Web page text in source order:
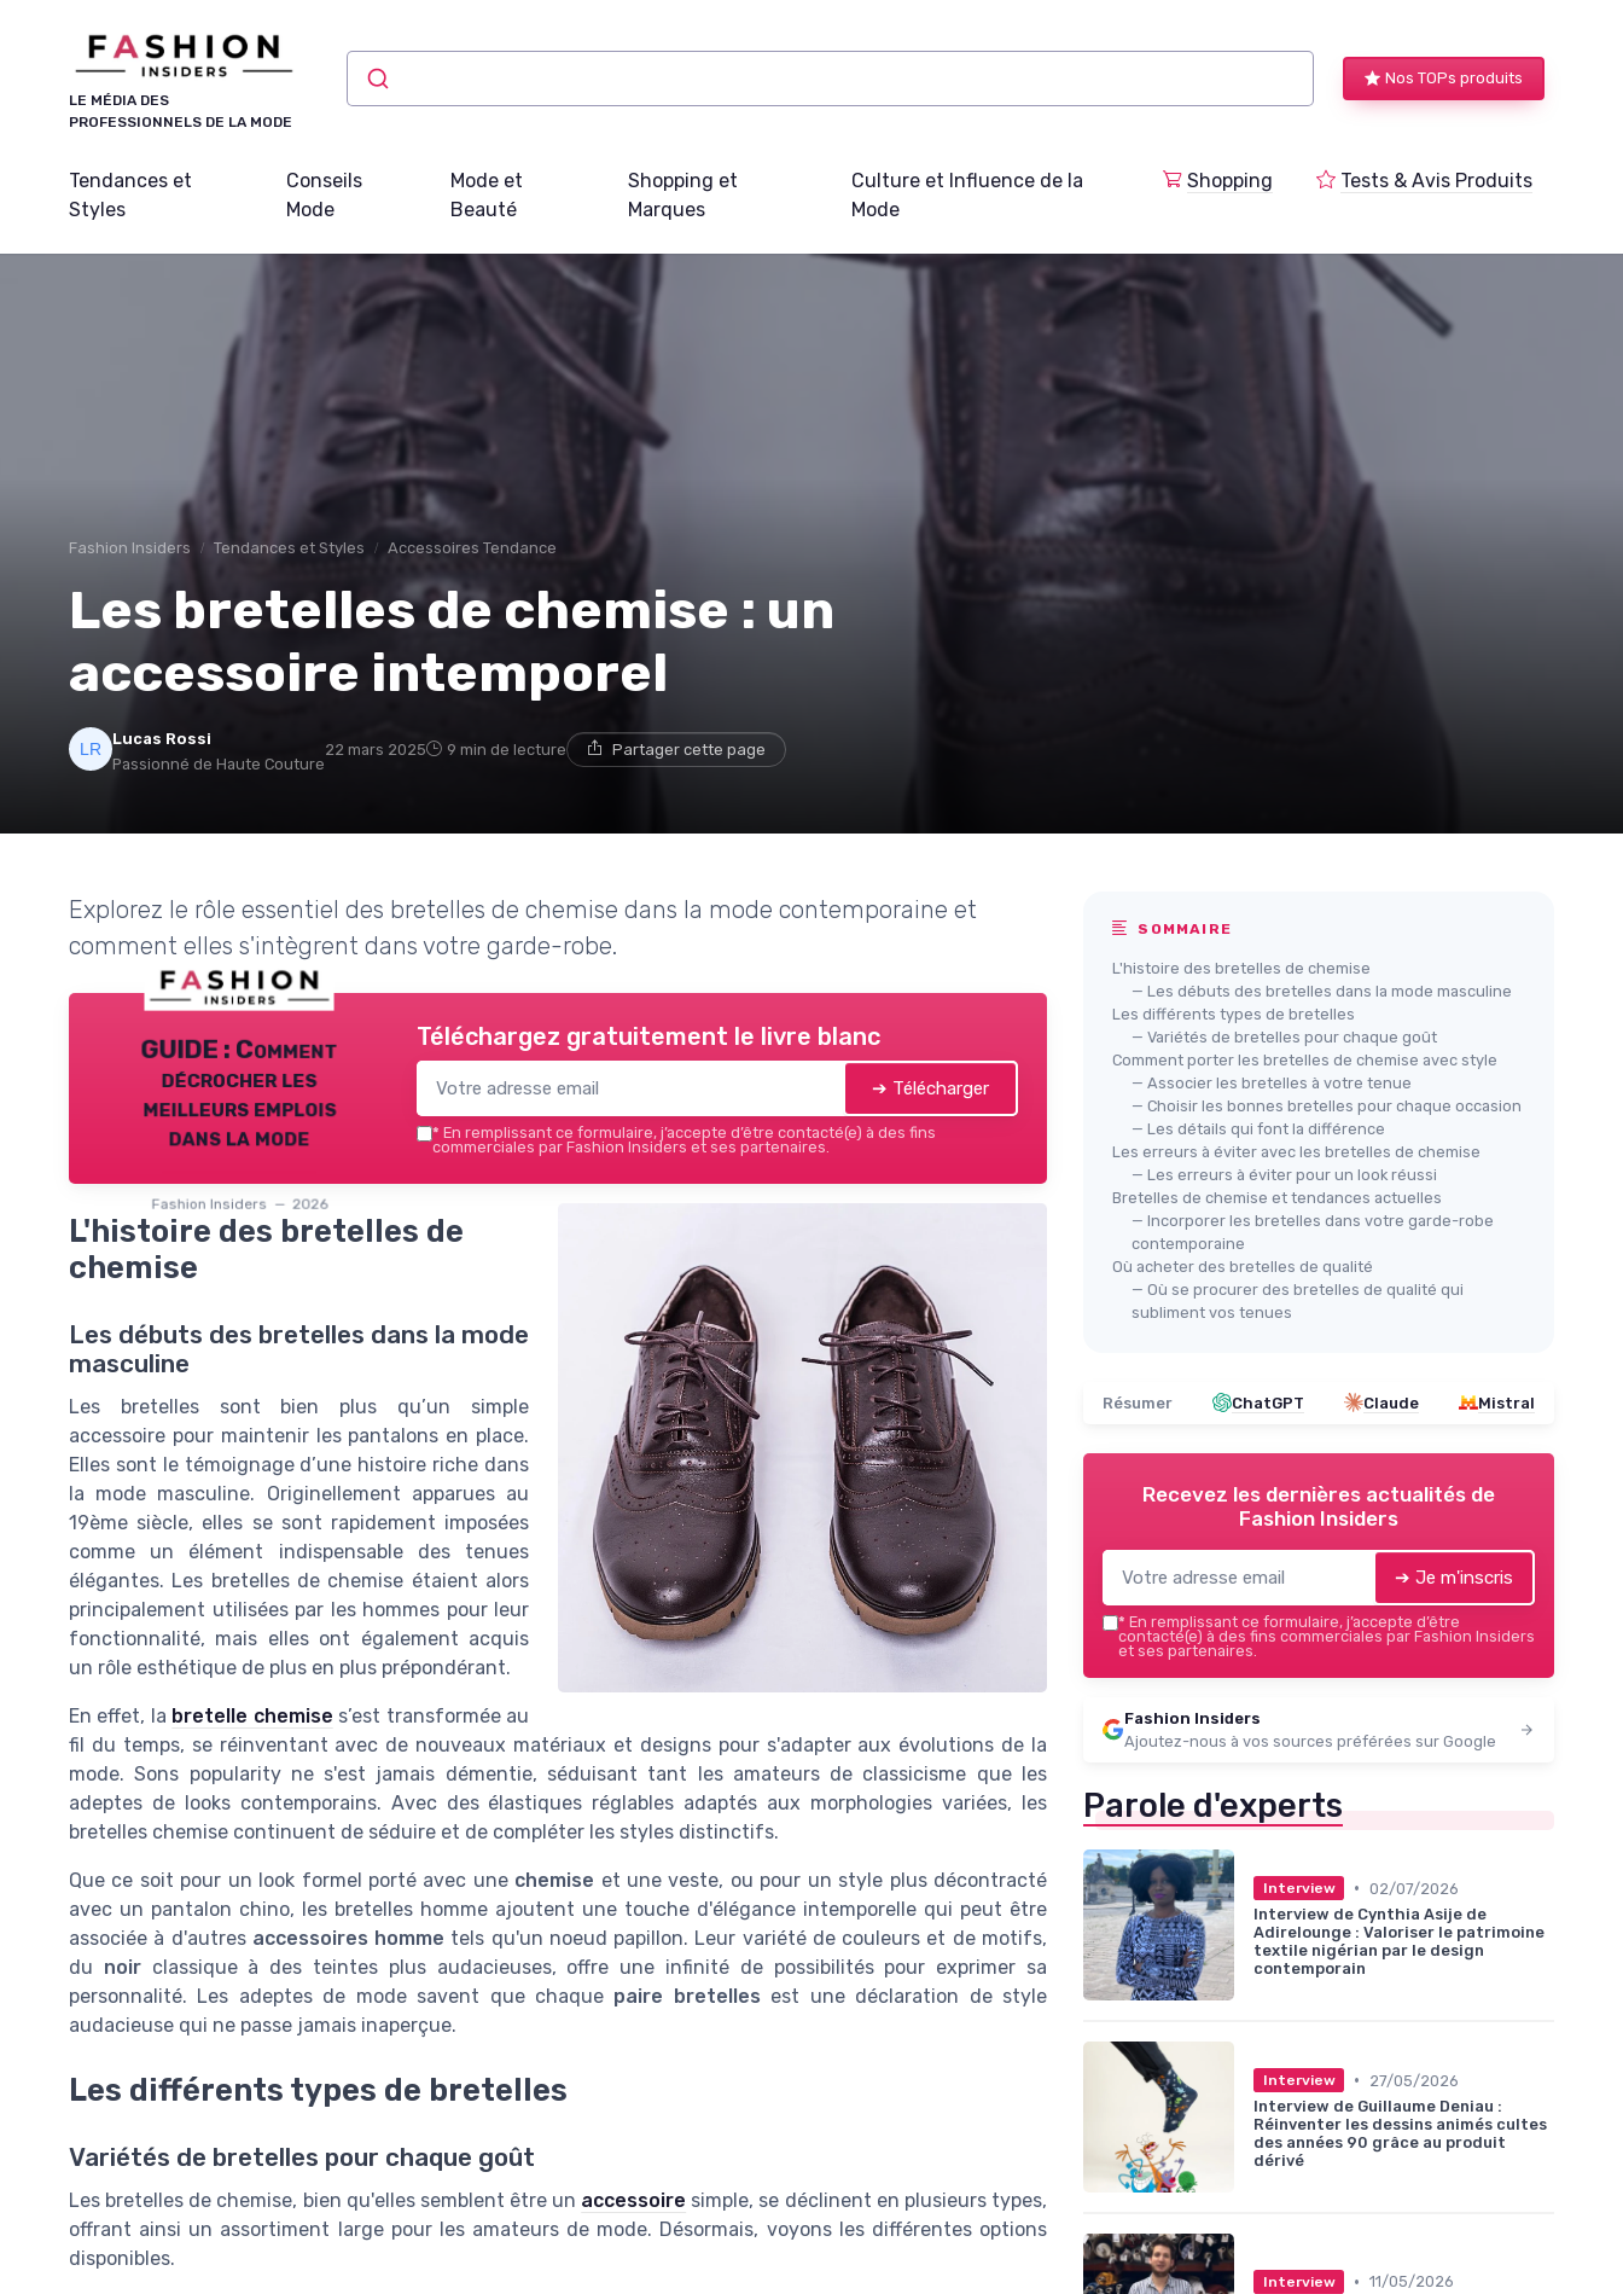
LE MÉDIA DES
PROFESSIONNELS DE LA MODE
Nos TOPs produits
Tendances et
Styles
Conseils
Mode
Mode et
Beauté
Shopping et
Marques
Culture et Influence de la
Mode
Shopping Tests & Avis Produits
Fashion Insiders Tendances et Styles Accessoires Tendance
Les bretelles de chemise : un
accessoire intemporel
Lucas Rossi
Passionné de Haute Couture
22 mars 2025 9 min de lecture Partager cette page
Explorez le rôle essentiel des bretelles de chemise dans la mode contemporaine et
comment elles s'intègrent dans votre garde-robe.
GUIDE : Comment
décrocher les
meilleurs emplois
dans la mode
Fashion Insiders — 2026
Téléchargez gratuitement le livre blanc
➔ Télécharger
* En remplissant ce formulaire, j’accepte d’être contacté(e) à des fins
commerciales par Fashion Insiders et ses partenaires.
L'histoire des bretelles de
chemise
Les débuts des bretelles dans la mode
masculine
Les bretelles sont bien plus qu’un simple
accessoire pour maintenir les pantalons en place.
Elles sont le témoignage d’une histoire riche dans
la mode masculine. Originellement apparues au
19ème siècle, elles se sont rapidement imposées
comme un élément indispensable des tenues
élégantes. Les bretelles de chemise étaient alors
principalement utilisées par les hommes pour leur
fonctionnalité, mais elles ont également acquis
un rôle esthétique de plus en plus prépondérant.
En effet, la bretelle chemise s’est transformée au
fil du temps, se réinventant avec de nouveaux matériaux et designs pour s'adapter aux évolutions de la
mode. Sons popularity ne s'est jamais démentie, séduisant tant les amateurs de classicisme que les
adeptes de looks contemporains. Avec des élastiques réglables adaptés aux morphologies variées, les
bretelles chemise continuent de séduire et de compléter les styles distinctifs.
Que ce soit pour un look formel porté avec une chemise et une veste, ou pour un style plus décontracté
avec un pantalon chino, les bretelles homme ajoutent une touche d'élégance intemporelle qui peut être
associée à d'autres accessoires homme tels qu'un noeud papillon. Leur variété de couleurs et de motifs,
du noirclassique à des teintes plus audacieuses, offre une infinité de possibilités pour exprimer sa
personnalité. Les adeptes de mode savent que chaque paire bretelles est une déclaration de style
audacieuse qui ne passe jamais inaperçue.
Les différents types de bretelles
Variétés de bretelles pour chaque goût
Les bretelles de chemise, bien qu'elles semblent être un accessoire simple, se déclinent en plusieurs types,
offrant ainsi un assortiment large pour les amateurs de mode. Désormais, voyons les différentes options
disponibles.
SOMMAIRE
L'histoire des bretelles de chemise
— Les débuts des bretelles dans la mode masculine
Les différents types de bretelles
— Variétés de bretelles pour chaque goût
Comment porter les bretelles de chemise avec style
— Associer les bretelles à votre tenue
— Choisir les bonnes bretelles pour chaque occasion
— Les détails qui font la différence
Les erreurs à éviter avec les bretelles de chemise
— Les erreurs à éviter pour un look réussi
Bretelles de chemise et tendances actuelles
— Incorporer les bretelles dans votre garde-robe
contemporaine
Où acheter des bretelles de qualité
— Où se procurer des bretelles de qualité qui
subliment vos tenues
Résumer ChatGPT Claude Mistral
Recevez les dernières actualités de
Fashion Insiders
➔ Je m'inscris
* En remplissant ce formulaire, j’accepte d’être
contacté(e) à des fins commerciales par Fashion Insiders
et ses partenaires.
Fashion Insiders
Ajoutez-nous à vos sources préférées sur Google
Parole d'experts
Interview • 02/07/2026
Interview de Cynthia Asije de
Adirelounge : Valoriser le patrimoine
textile nigérian par le design
contemporain
Interview •
27/05/2026
Interview de Guillaume Deniau :
Réinventer les dessins animés cultes
des années 90 grâce au produit
dérivé
Interview • 11/05/2026